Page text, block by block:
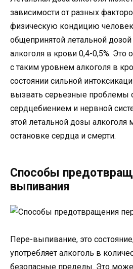
зависимости от разных
физическую кондицию
общепринятой летальной дозой
алкоголя в крови 0,4-0,5%. Это
с таким уровнем алкоголя в
состоянии сильной
вызвать серьезные проблемы
сердцебиением и нервной
этой летальной дозы алкоголя
остановке сердца и смерти.
Способы
выпивания
Пере-выпивание, это
употребляет алкоголь в
безопасные пределы. Это